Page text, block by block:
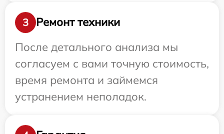
3
Ремонт техники
После детального анализа мы
согласуем с вами точную стоимость,
время ремонта и займемся
устранением неполадок.